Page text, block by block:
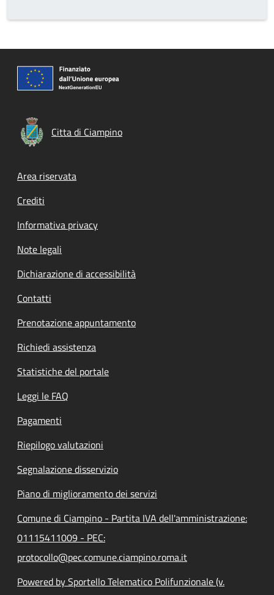
Citta di Ciampino
Footer menu
Area riservata
Crediti
Informativa privacy
Note legali
Dichiarazione di accessibilità
Contatti
Prenotazione appuntamento
Richiedi assistenza
Statistiche del portale
Leggi le FAQ
Pagamenti
Riepilogo valutazioni
Segnalazione disservizio
Piano di miglioramento dei servizi
Comune di Ciampino - Partita IVA dell'amministrazione:
01115411009 - PEC:
protocollo@pec.comune.ciampino.roma.it
Powered by Sportello Telematico Polifunzionale (v.